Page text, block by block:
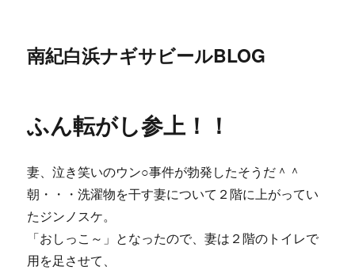
南紀白浜ナギサビールBLOG
ふん転がし参上！！
妻、泣き笑いのウン○事件が勃発したそうだ＾＾
朝・・・洗濯物を干す妻について２階に上がってい
たジンノスケ。
「おしっこ～」となったので、妻は２階のトイレで
用を足させて、